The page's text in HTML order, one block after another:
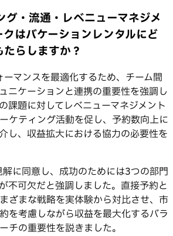
グ・流通・レベニューマネジメ
はバケーションレンタルにど
らしますか？
ーマンスを最適化するため、チーム間
ニケーションと連携の重要性を強調し
課題に対してレベニューマネジメント
ケティング活動を促し、予約数向上に
し、収益拡大における協力の必要性を
に同意し、成功のためには3つの部門
不可欠だと強調しました。直接予約と
ざまな戦略を実体験から対比させ、市
を考慮しながら収益を最大化するバラ
チの重要性を説きました。